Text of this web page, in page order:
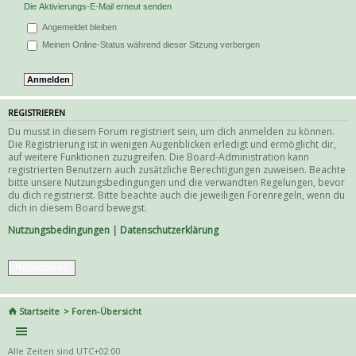
Die Aktivierungs-E-Mail erneut senden
Angemeldet bleiben
Meinen Online-Status während dieser Sitzung verbergen
REGISTRIEREN
Du musst in diesem Forum registriert sein, um dich anmelden zu können.
Die Registrierung ist in wenigen Augenblicken erledigt und ermöglicht dir,
auf weitere Funktionen zuzugreifen. Die Board-Administration kann
registrierten Benutzern auch zusätzliche Berechtigungen zuweisen. Beachte
bitte unsere Nutzungsbedingungen und die verwandten Regelungen, bevor
du dich registrierst. Bitte beachte auch die jeweiligen Forenregeln, wenn du
dich in diesem Board bewegst.
Nutzungsbedingungen | Datenschutzerklärung
Startseite Foren-Übersicht
Alle Zeiten sind UTC+02:00